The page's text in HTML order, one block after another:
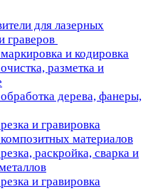
для лазерных
граверов
и кодировка
разметка и
дерева, фанеры,
и гравировка
материалов
раскройка, сварка и
и гравировка